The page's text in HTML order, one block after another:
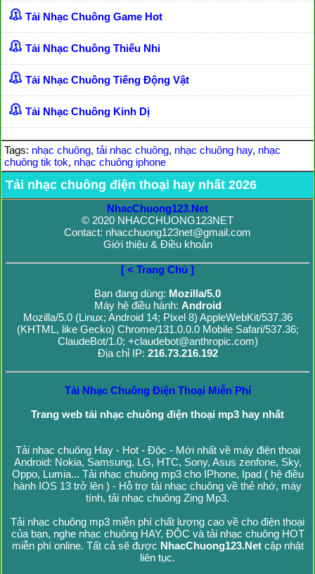
Tải Nhạc Chuông Game Hot
Tải Nhạc Chuông Thiếu Nhi
Tải Nhạc Chuông Tiếng Động Vật
Tải Nhạc Chuông Kinh Dị
Tags: nhạc chuông, tải nhạc chuông, nhạc chuông hay, nhạc
chuông tik tok, nhạc chuông iphone
Tải nhạc chuông điện thoại hay nhất 2026
NhacChuong123.Net
© 2020 NHACCHUONG123NET
Contact: nhacchuong123net@gmail.com
Giới thiệu & Điều khoản
[ < Trang Chủ ]
Bạn đang dùng: Mozilla/5.0
Máy hệ điều hành: Android
Mozilla/5.0 (Linux; Android 14; Pixel 8) AppleWebKit/537.36
(KHTML, like Gecko) Chrome/131.0.0.0 Mobile Safari/537.36;
ClaudeBot/1.0; +claudebot@anthropic.com)
Địa chỉ IP: 216.73.216.192
Tải Nhạc Chuông Điện Thoại Miễn Phí
Trang web tải nhạc chuông điện thoại mp3 hay nhất
Tải nhạc chuông Hay - Hot - Độc - Mới nhất về máy điện thoại
Android: Nokia, Samsung, LG, HTC, Sony, Asus zenfone, Sky,
Oppo, Lumia... Tải nhạc chuông mp3 cho IPhone, Ipad ( hệ điều
hành IOS 13 trở lên ) - Hỗ trợ tải nhạc chuông về thẻ nhớ, máy
tính, tải nhạc chuông Zing Mp3.
Tải nhạc chuông mp3 miễn phí chất lượng cao về cho điện thoại
của bạn, nghe nhạc chuông HAY, ĐỘC và tải nhạc chuông HOT
miễn phí online. Tất cả sẽ được NhacChuong123.Netcập nhật
liên tục.